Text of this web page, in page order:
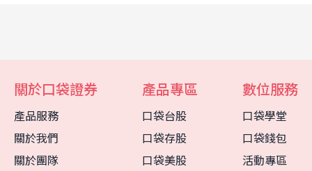
客服中心智能客服
關於口袋證券
產品服務
關於我們
關於團隊
產品專區
口袋台股
口袋存股
口袋美股
數位服務
口袋學堂
口袋錢包
活動專區